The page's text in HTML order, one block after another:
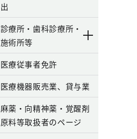
出
診療所・歯科診療所・
施術所等
医療従事者免許
医療機器販売業、貸与業
麻薬・向精神薬・覚醒剤
原料等取扱者のページ